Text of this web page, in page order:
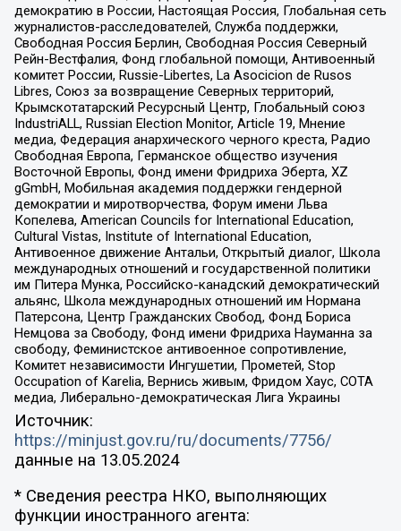
демократию в России, Настоящая Россия, Глобальная сеть
журналистов-расследователей, Служба поддержки,
Свободная Россия Берлин, Свободная Россия Северный
Рейн-Вестфалия, Фонд глобальной помощи, Антивоенный
комитет России, Russie-Libertes, La Asocicion de Rusos
Libres, Союз за возвращение Северных территорий,
Крымскотатарский Ресурсный Центр, Глобальный союз
IndustriALL, Russian Election Monitor, Article 19, Мнение
медиа, Федерация анархического черного креста, Радио
Свободная Европа, Германское общество изучения
Восточной Европы, Фонд имени Фридриха Эберта, XZ
gGmbH, Мобильная академия поддержки гендерной
демократии и миротворчества, Форум имени Льва
Копелева, American Councils for International Education,
Cultural Vistas, Institute of International Education,
Антивоенное движение Антальи, Открытый диалог, Школа
международных отношений и государственной политики
им Питера Мунка, Российско-канадский демократический
альянс, Школа международных отношений им Нормана
Патерсона, Центр Гражданских Свобод, Фонд Бориса
Немцова за Свободу, Фонд имени Фридриха Науманна за
свободу, Феминистское антивоенное сопротивление,
Комитет независимости Ингушетии, Прометей, Stop
Occupation of Karelia, Вернись живым, Фридом Хаус, СОТА
медиа, Либерально-демократическая Лига Украины
Источник:
https://minjust.gov.ru/ru/documents/7756/
данные на 13.05.2024
* Сведения реестра НКО, выполняющих
функции иностранного агента: